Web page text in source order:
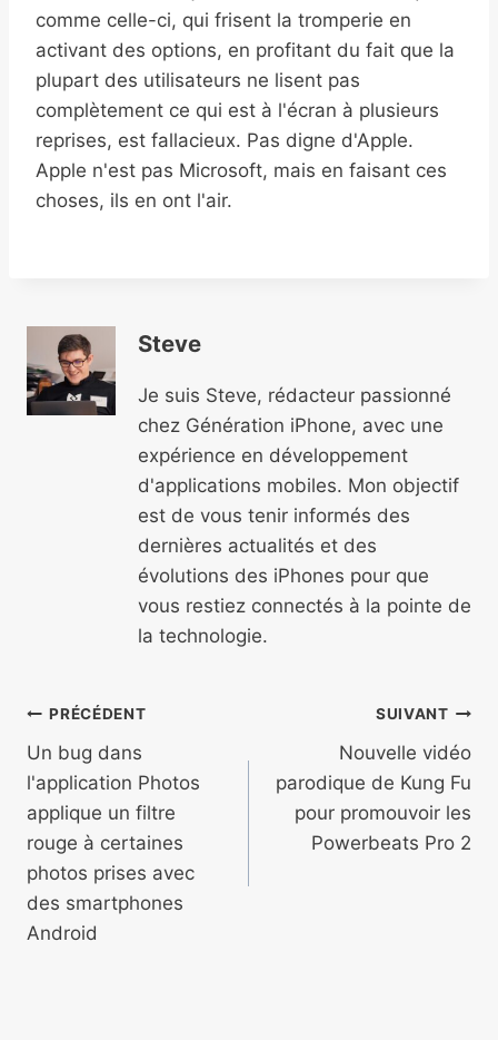
comme celle-ci, qui frisent la tromperie en
activant des options, en profitant du fait que la
plupart des utilisateurs ne lisent pas
complètement ce qui est à l'écran à plusieurs
reprises, est fallacieux. Pas digne d'Apple.
Apple n'est pas Microsoft, mais en faisant ces
choses, ils en ont l'air.
Steve
Je suis Steve, rédacteur passionné
chez Génération iPhone, avec une
expérience en développement
d'applications mobiles. Mon objectif
est de vous tenir informés des
dernières actualités et des
évolutions des iPhones pour que
vous restiez connectés à la pointe de
la technologie.
Navigation
de
l’article
PRÉCÉDENT
Un bug dans
l'application Photos
applique un filtre
rouge à certaines
photos prises avec
des smartphones
Android
SUIVANT
Nouvelle vidéo
parodique de Kung Fu
pour promouvoir les
Powerbeats Pro 2